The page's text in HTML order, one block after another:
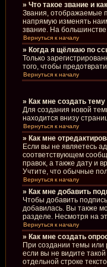
» Что такое звание и
Звания, отображаемые
напрямую изменять
звание. На
Вернуться к началу
» Когда я щёлкаю по
Только
того, чтобы
Вернуться к началу
» Как мне создать
Для создания новой
находится внизу
Вернуться к началу
» Как мне
Если вы не являетесь
соответствующем
правок, а также дату и
Учтите, что обычные
Вернуться к началу
» Как мне добавить
Чтобы добавить
добавилась. Вы также
разделе. Несмотря на
Вернуться к началу
» Как мне создать
При создании темы или
если вы не видите
отдельной строке